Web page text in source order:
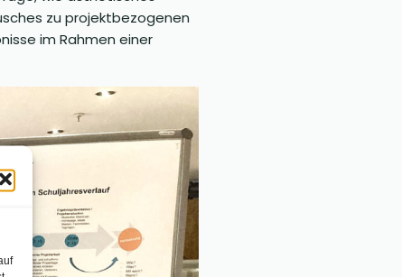
zu projektbezogenen
im Rahmen einer